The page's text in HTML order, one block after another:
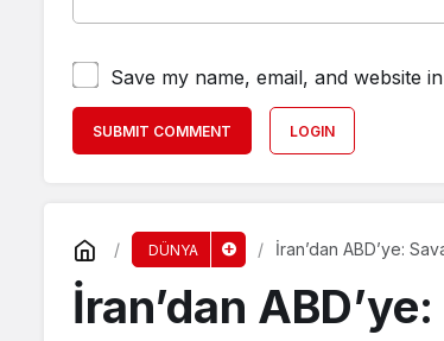
Save my name, email, and website
SUBMIT COMMENT LOGIN
DÜNYA İran’dan ABD’ye:
İran’dan